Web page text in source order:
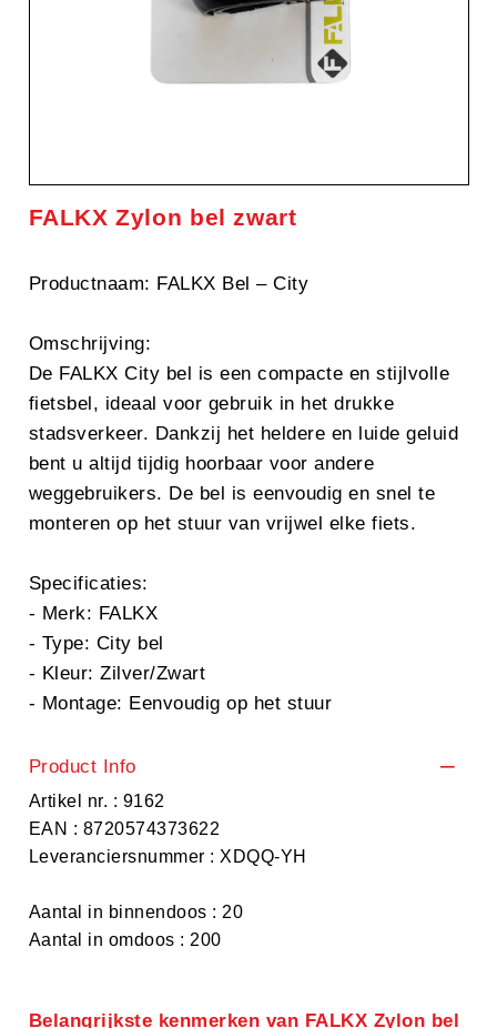
FALKX Zylon bel zwart
Productnaam: FALKX Bel – City
Omschrijving:
De FALKX City bel is een compacte en stijlvolle
fietsbel, ideaal voor gebruik in het drukke
stadsverkeer. Dankzij het heldere en luide geluid
bent u altijd tijdig hoorbaar voor andere
weggebruikers. De bel is eenvoudig en snel te
monteren op het stuur van vrijwel elke fiets.
Specificaties:
- Merk: FALKX
- Type: City bel
- Kleur: Zilver/Zwart
- Montage: Eenvoudig op het stuur
Product Info
Artikel nr. : 9162
EAN : 8720574373622
Leveranciersnummer : XDQQ-YH
Aantal in binnendoos : 20
Aantal in omdoos : 200
Belangrijkste kenmerken van FALKX Zylon bel